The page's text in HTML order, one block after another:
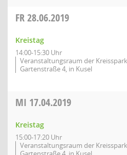
FR28.06.2019
Kreistag
14:00-15:30 Uhr
Veranstaltungsraum der
Gartenstraße 4, in Kusel
MI 17.04.2019
Kreistag
15:00-17:20 Uhr
Veranstaltungsraum der